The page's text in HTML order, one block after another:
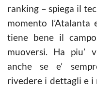
ranking – spiega il
momento l’Atalanta
tiene bene il
muoversi. Ha piu’
anche se e’
rivedere i dettagli e i